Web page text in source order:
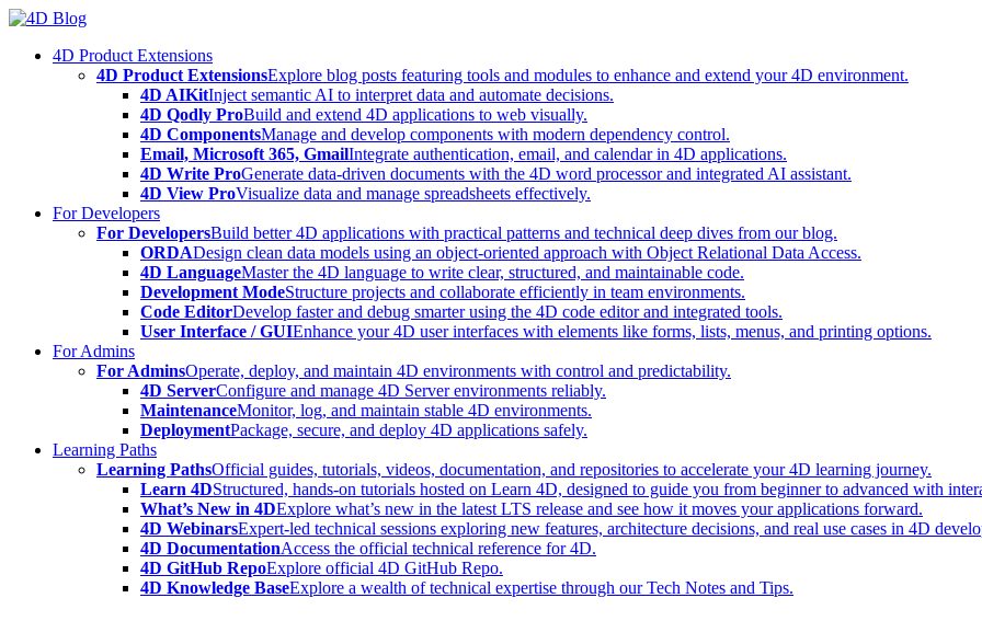
Skip
content4D Product Extensions
4D Product ExtensionsExplore blog posts featuring tools and modules to enhance and extend your 4D environment.
4D AIKitInject semantic AI to interpret data and automate decisions.
4D Qodly ProBuild and extend 4D applications to web visually.
4D ComponentsManage and develop components with modern dependency control.
Email, Microsoft 365, GmailIntegrate authentication, email, and calendar in 4D applications.
4D Write ProGenerate data-driven documents with the 4D word processor and integrated AI assistant.
4D View ProVisualize data and manage spreadsheets effectively.
For Developers
For DevelopersBuild better 4D applications with practical patterns and technical deep dives from our blog.
ORDADesign clean data models using an object-oriented approach with Object Relational Data Access.
4D LanguageMaster the 4D language to write clear, structured, and maintainable code.
Development ModeStructure projects and collaborate efficiently in team environments.
Code EditorDevelop faster and debug smarter using the 4D code editor and integrated tools.
User Interface / GUIEnhance your 4D user interfaces with elements like forms, lists, menus, and printing options.
For Admins
For AdminsOperate, deploy, and maintain 4D environments with control and predictability.
4D ServerConfigure and manage 4D Server environments reliably.
MaintenanceMonitor, log, and maintain stable 4D environments.
DeploymentPackage, secure, and deploy 4D applications safely.
Learning Paths
Learning PathsOfficial guides, tutorials, videos, documentation, and repositories to accelerate your 4D learning journey.
Learn 4DStructured, hands-on tutorials hosted on Learn 4D, designed to guide you from beginner to advanced with
What’s New in 4DExplore what’s new in the latest LTS release and see how it moves your applications forward.
4D WebinarsExpert-led technical sessions exploring new features, architecture decisions, and real use cases in 4D
4D DocumentationAccess the official technical reference for 4D.
4D GitHub RepoExplore official 4D GitHub Repo.
4D Knowledge BaseExplore a wealth of technical expertise through our Tech Notes and Tips.